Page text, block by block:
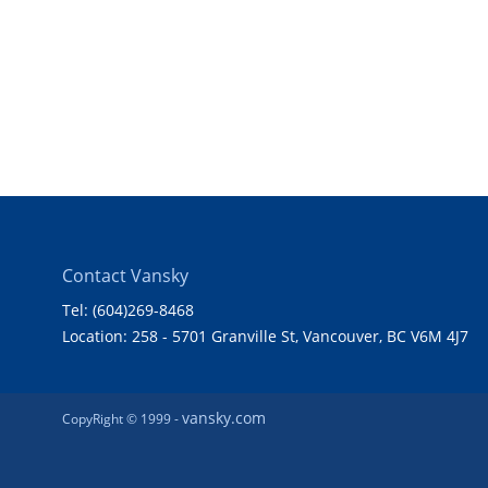
Contact Vansky
Tel: (604)269-8468
Location: 258 - 5701 Granville St, Vancouver, BC V6M 4J7
CopyRight © 1999 -vansky.com